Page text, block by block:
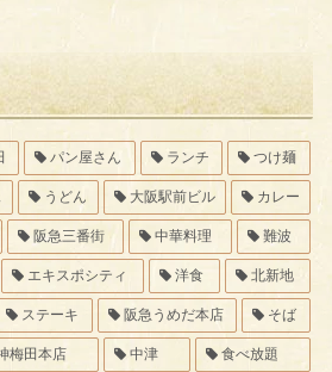
パン屋さん ランチ つけ麺
うどん 大阪駅前ビル カレー
阪急三番街 中華料理 難波
エキスポシティ 洋食 北新地
ステーキ 阪急うめだ本店 そば
梅田本店 中津 食べ放題